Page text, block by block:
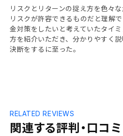
リスクとリターンの捉え方を色々
リスクが許容できるものだと理解
金対策をしたいと考えていたタイ
方を紹介いただき、分かりやすく
決断をするに至った。
関連する評判・口コミ
RELATED REVIEWS